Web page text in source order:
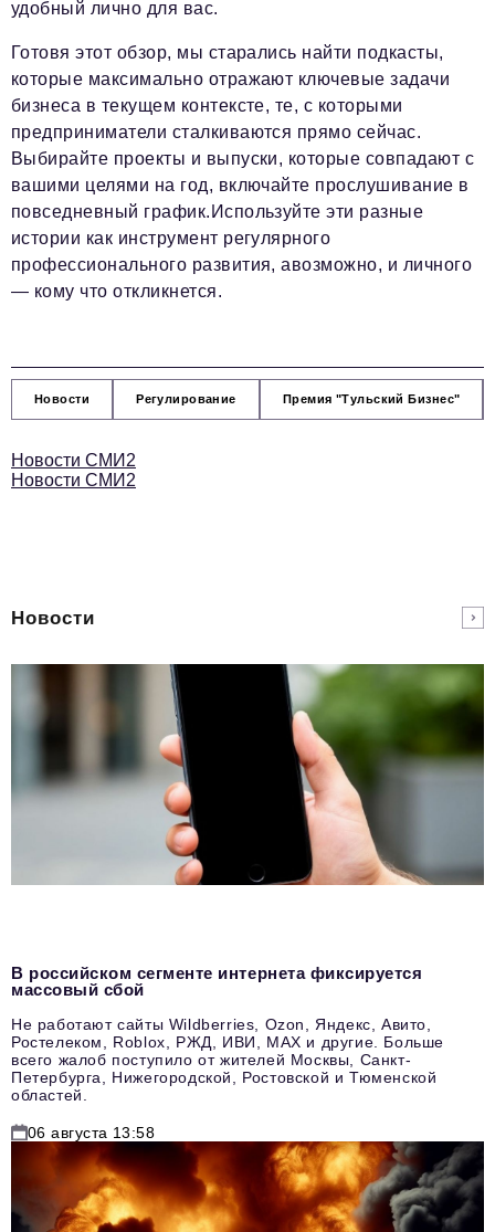
удобный лично для вас.
Готовя этот обзор, мы старались найти подкасты,
которые максимально отражают ключевые задачи
бизнеса в текущем контексте, те, с которыми
предприниматели сталкиваются прямо сейчас.
Выбирайте проекты и выпуски, которые совпадают с
вашими целями на год, включайте прослушивание в
повседневный график.Используйте эти разные
истории как инструмент регулярного
профессионального развития, авозможно, и личного
— кому что откликнется.
Новости Регулирование Премия "Тульский Бизнес"
Новости СМИ2
Новости СМИ2
Новости
В российском сегменте интернета фиксируется
массовый сбой
Не работают сайты Wildberries, Ozon, Яндекс, Авито,
Ростелеком, Roblox, РЖД, ИВИ, MAX и другие. Больше
всего жалоб поступило от жителей Москвы, Санкт-
Петербурга, Нижегородской, Ростовской и Тюменской
областей.
06 августа 13:58